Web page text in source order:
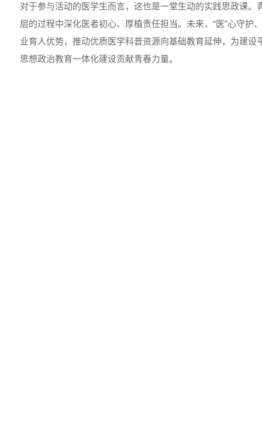
对于参与活动的医学生而言，这也是一堂生动的实践思政课。
层的过程中深化医者初心、厚植责任担当。未来，“医”心守护
业育人优势，推动优质医学科普资源向基础教育延伸，为建设
思想政治教育一体化建设贡献青春力量。